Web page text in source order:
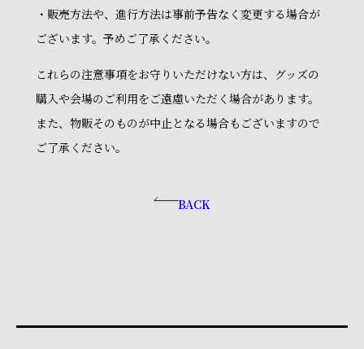
・販売方法や、進行方法は事前予告なく変更する場合が
ございます。予めご了承ください。
これらの注意事項をお守りいただけない方は、グッズの
購入や会場のご利用をご遠慮いただく場合があります。
また、物販そのものが中止となる場合もございますので
ご了承ください。
BACK